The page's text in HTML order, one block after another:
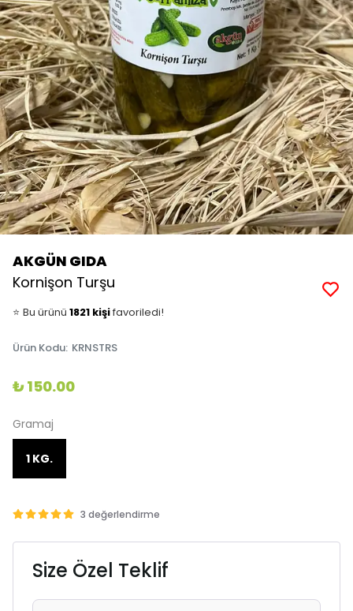
AKGÜN GIDA
Kornişon Turşu
👀 Şu an27 kişi inceliyor!
Bu ürünü 1821 kişi
🛒 94 kişisepetine ekledi!
Ürün Kodu: KRNSTRS
₺ 150.00
Gramaj
1 KG.
3 değerlendirme
Size Özel Teklif